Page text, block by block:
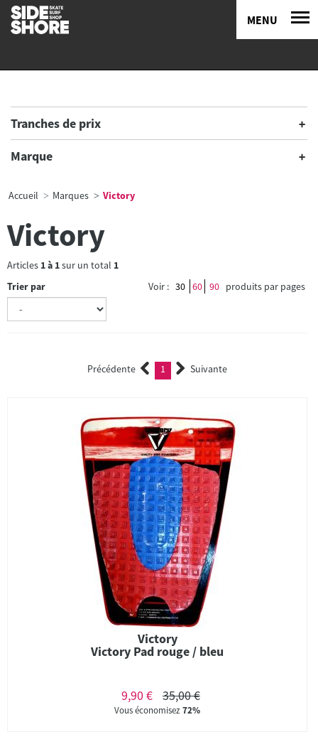
MENU
Tranches de prix
Marque
Accueil Marques Victory
Victory
Articles 1à 1sur un total 1
Trier par
Voir : 30 60 90 produits par pages
Précédente 1 (current)Suivante
Victory
Victory Pad rouge / bleu
9,90 € 35,00 €
Vous économisez72%